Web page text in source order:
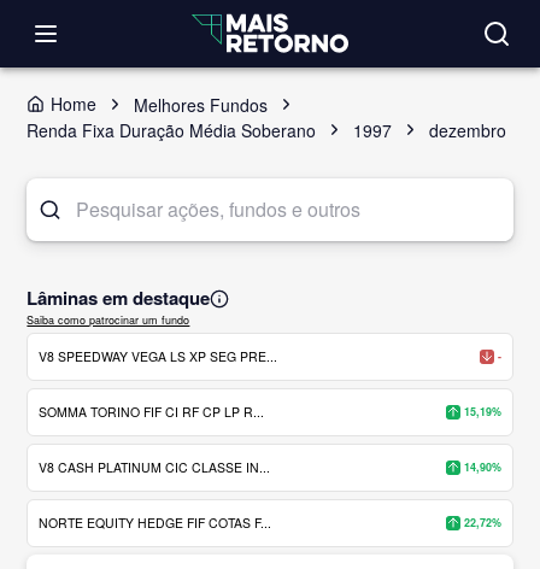
Home
Melhores Fundos
Renda Fixa Duração Média Soberano
1997 dezembro
Lâminas em destaque
Saiba como patrocinar um fundo
V8 SPEEDWAY VEGA LS XP SEG PRE... -
SOMMA TORINO FIF CI RF CP LP R... 15,19%
V8 CASH PLATINUM CIC CLASSE IN... 14,90%
NORTE EQUITY HEDGE FIF COTAS F... 22,72%